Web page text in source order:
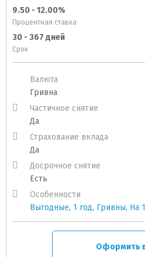
9.50 - 12.00%
Процентная ставка
30 - 367 дней
Срок
Валюта
Гривна
Частичное снятие
Да
Страхование вклада
Да
Досрочное снятие
Есть
Особенности
Выгодные, 1 год, Гривны, На
Оформить